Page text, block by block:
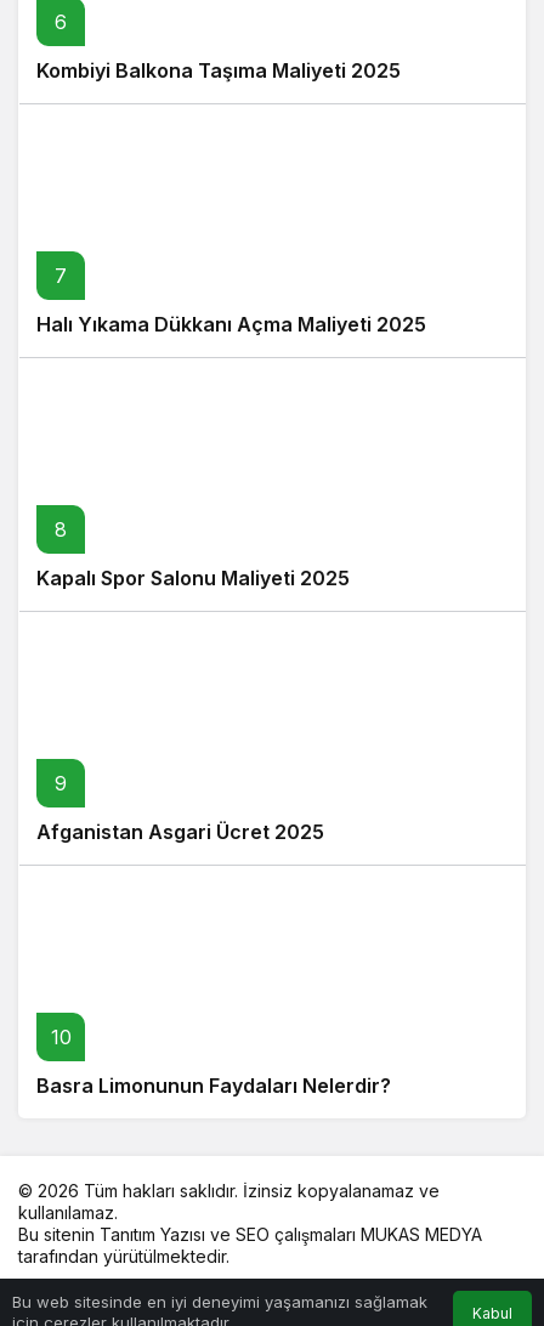
6
Kombiyi Balkona Taşıma Maliyeti 2025
7
Halı Yıkama Dükkanı Açma Maliyeti 2025
8
Kapalı Spor Salonu Maliyeti 2025
9
Afganistan Asgari Ücret 2025
10
Basra Limonunun Faydaları Nelerdir?
Bu web sitesinde en iyi deneyimi yaşamanızı sağlamak
için çerezler kullanılmaktadır.
Kabul
© 2026 Tüm hakları saklıdır. İzinsiz kopyalanamaz ve
kullanılamaz.
Bu sitenin Tanıtım Yazısı ve SEO çalışmaları MUKAS MEDYA
tarafından yürütülmektedir.